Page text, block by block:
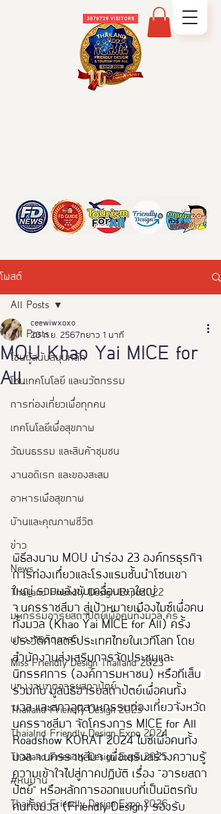
โพสต์
All Posts
โซนผู้สนับสนุนหลัก
โซนเทคโนโลยี และนวัตกรรม
การท่องเที่ยวเพื่อทุกคน
เทคโนโลยีเพื่อสุขภาพ
วัฒนธรรม และสินค้าชุมชน
งานอดิเรก และของสะสม
อาหารเพือสุขภาพ
บ้านและคุณภาพชีวิต
ข่าว
News
Thailand Friendly Design Expo2022
มหกรรมอารยสถาปัตย์เพื่อคนทั้งมวล คร
นางงามจิตอาสา
Miss Friendly Design Thailand 2023
นางงามฑูตอารยสถาปัตย์
Thailand Friendly Design 2023
Thaialnd Friendly Design Expo 2024
Thailand Friendly Design Expo 2025
#หนุมาน
Thailand Friendly Design Expo 2026
All Posts
MOU Khao Yai MICE for
All.
ceewiwxoxo
20 ก.ย. 2567
ยาว 1 นาที
พิธีลงนาม MOU นำร่อง 23 องค์กรธุรกิจ
การท่องเทึ่ยวและโรงแรมชั้นนำโซนเขา
ใหญ่ รวมพลังขับเคลื่อนเขาใหญ่
จ.นครราชสีมา สู่เป้าหมายเมืองไมซ์เพื่อคน
ทั้งมวล (Khao Yai MICE for All) ครั้ง
ประวัติศาสตร์ประเทศไทยในเวทีโลก โดย
สำนักงานส่งเสริมการจัดประชุมและ
นิทรรศการ (องค์การมหาชน) หรือทีเส็บ
ร่วมกับ มูลนิธิอารยสถาปัตย์เพื่อคนทั้ง
มวล และสภาอุตสาหกรรมท่องเที่ยวจังหวัด
นครราชสีมา จัดโครงการ MICE for All
Roadshow KORAT 2024 ไมซ์เพื่อคนทั้ง
มวล จ.นครราชสีมา เพื่อเสริมสร้างความรู้
ความเข้าใจไปสู่ภาคปฏิบัติ เรื่อง "อารยสถา
ปัตย์" หรือหลักการออกแบบที่เป็นมิตรกับ
คนทั้งมวล (Friendly Design) รองรับ